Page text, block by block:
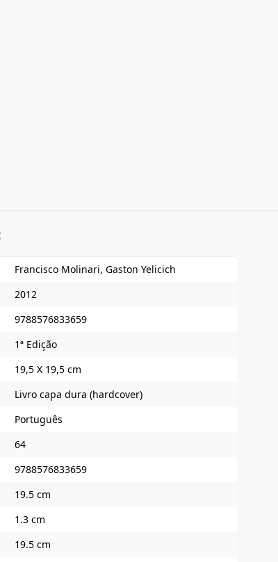
Francisco Molinari, Gaston Yelicich
2012
9788576833659
1ª Edição
19,5 X 19,5 cm
Livro capa dura (hardcover)
Português
64
9788576833659
19.5 cm
1.3 cm
19.5 cm